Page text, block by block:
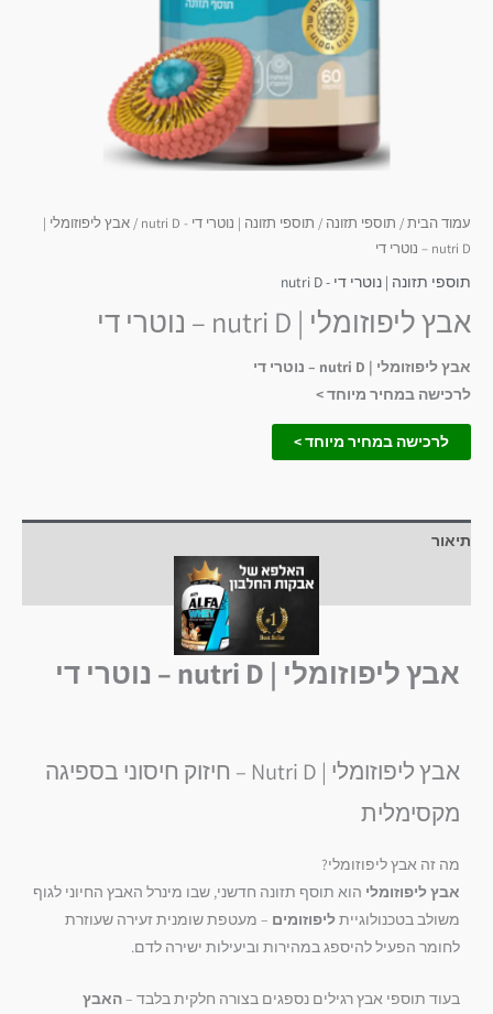
עמוד הבית/ תוספי תזונה / תוספי תזונה | נוטרי די - nutri D
/ אבץ ליפוזומלי |
nutri D – נוטרי די
תוספי תזונה | נוטרי די - nutri D
אבץ ליפוזומלי | nutri D – נוטרי די
אבץ ליפוזומלי | nutri D – נוטרי די
לרכישה במחיר מיוחד >
לרכישה במחיר מיוחד >
תיאור
אבץ ליפוזומלי | nutri D – נוטרי די
אבץ ליפוזומלי | Nutri D – חיזוק חיסוני בספיגה
מקסימלית
מה זה אבץ ליפוזומלי?
אבץ ליפוזומלי הוא תוסף תזונה חדשני, שבו מינרל האבץ החיוני לגוף
משולב בטכנולוגייתליפוזומים – מעטפת שומנית זעירה שעוזרת
לחומר הפעיל להיספג במהירות וביעילות ישירה לדם.
בעוד תוספי אבץ רגילים נספגים בצורה חלקית בלבד –האבץ